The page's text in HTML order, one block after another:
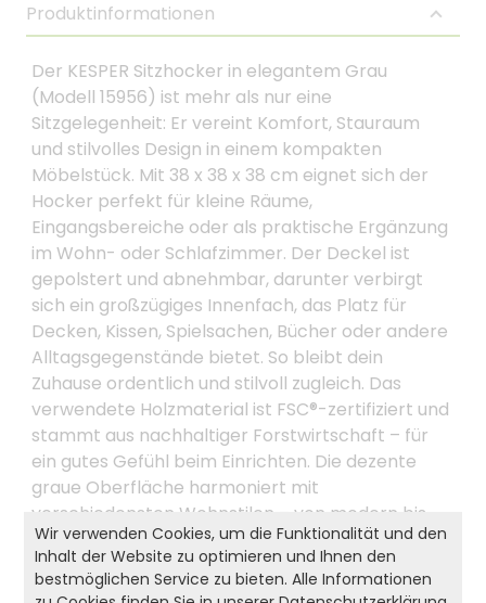
Produktinformationen
Der KESPER Sitzhocker in elegantem Grau
(Modell 15956) ist mehr als nur eine
Sitzgelegenheit: Er vereint Komfort, Stauraum
und stilvolles Design in einem kompakten
Möbelstück. Mit 38 x 38 x 38 cm eignet sich der
Hocker perfekt für kleine Räume,
Eingangsbereiche oder als praktische Ergänzung
im Wohn- oder Schlafzimmer. Der Deckel ist
gepolstert und abnehmbar, darunter verbirgt
sich ein großzügiges Innenfach, das Platz für
Decken, Kissen, Spielsachen, Bücher oder andere
Alltagsgegenstände bietet. So bleibt dein
Zuhause ordentlich und stilvoll zugleich. Das
verwendete Holzmaterial ist FSC®-zertifiziert und
stammt aus nachhaltiger Forstwirtschaft – für
ein gutes Gefühl beim Einrichten. Die dezente
graue Oberfläche harmoniert mit
verschiedensten Wohnstilen – von modern bis
klassisch. Ob als zusätzliche Sitzgelegenheit,
Stauraumwunder oder dekoratives Element – mit
dem KESPER Sitzhocker bringst du Funktionalität
Wir verwenden Cookies, um die Funktionalität und den
Inhalt der Website zu optimieren und Ihnen den
bestmöglichen Service zu bieten. Alle Informationen